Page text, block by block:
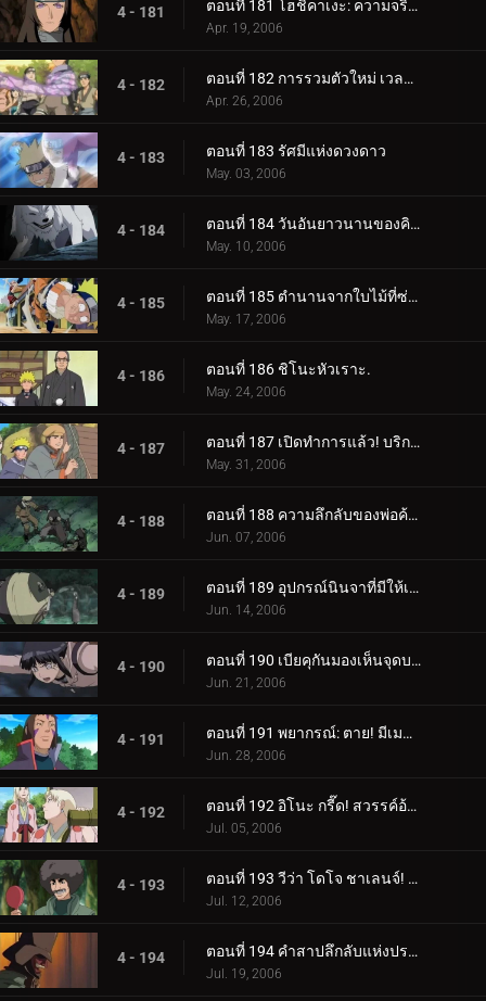
4 - 181 ตอนที่ 181 โฮชิคาเงะ: ความจริงที่ถูกฝังไว้
Apr. 19, 2006
4 - 182 ตอนที่ 182 การรวมตัวใหม่ เวลาที่เหลืออยู่
Apr. 26, 2006
4 - 183 ตอนที่ 183 รัศมีแห่งดวงดาว
May. 03, 2006
4 - 184 ตอนที่ 184 วันอันยาวนานของคิบะ!
May. 10, 2006
4 - 185 ตอนที่ 185 ตำนานจากใบไม้ที่ซ่อนอยู่: ออนบา!
May. 17, 2006
4 - 186 ตอนที่ 186 ชิโนะหัวเราะ.
May. 24, 2006
4 - 187 ตอนที่ 187 เปิดทำการแล้ว! บริการขนย้ายใบไม้
May. 31, 2006
4 - 188 ตอนที่ 188 ความลึกลับของพ่อค้าเป้าหมาย
Jun. 07, 2006
4 - 189 ตอนที่ 189 อุปกรณ์นินจาที่มีให้เลือกอย่างไม่มีขีดจำกัด
Jun. 14, 2006
4 - 190 ตอนที่ 190 เบียคุกันมองเห็นจุดบอด!
Jun. 21, 2006
4 - 191 ตอนที่ 191 พยากรณ์: ตาย! มีเมฆมากและมีโอกาสเกิดพระอาทิตย์!
Jun. 28, 2006
4 - 192 ตอนที่ 192 อิโนะ กรี๊ด! สวรรค์อ้วน!
Jul. 05, 2006
4 - 193 ตอนที่ 193 วีว่า โดโจ ชาเลนจ์! เยาวชนเป็นเรื่องของความหลงใหล!
Jul. 12, 2006
4 - 194 ตอนที่ 194 คำสาปลึกลับแห่งปราสาทผีสิง
Jul. 19, 2006